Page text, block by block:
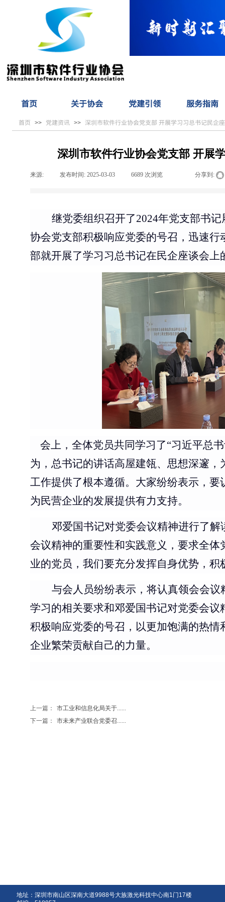
首页 关于协会 党建引领 服务指南
首页 >> 党建资讯 >> 深圳市软件行业协会党支部 开展学习习总书记民企
深圳市软件行业协会党支部 开展
来源: 发布时间: 2025-03-03 6689 次浏览 分享到:
继党委组织召开了2024年党支部书
协会党支部积极响应党委的号召，迅速行
部就开展了学习习总书记在民企座谈会
会上 ，全体党员共同学习了“习近平总
为，总书记的讲话高屋建瓴、思想深邃
工作提供了根本遵循。大家纷纷表示，
为民营企业的发展提供有力支持。
邓爱国书记对党委会议精神进行了
会议精神的重要性和实践意义，要求全
业的党员，我们要充分发挥自身优势，积
与会人员纷纷表示，将认真领会会
学习的相关要求和邓爱国书记对党委会
积极响应党委的号召，以更加饱满的热
企业繁荣贡献自己的力量。
上一篇：
市工业和信息化局关于......
下一篇：
市未来产业联合党委召......
地址：深圳市南山区深南大道9988号大族激光科技中心南1门17楼